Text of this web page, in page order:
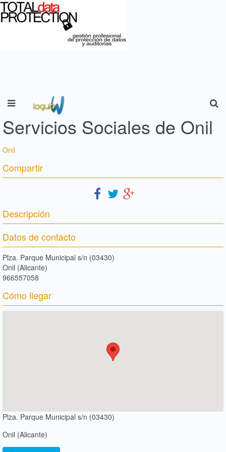
Servicios Sociales de Onil
Onil
Compartir
Descripción
Datos de contacto
Plza. Parque Municipal s/n (03430)
Onil (Alicante)
966557058
Cómo llegar
Plza. Parque Municipal s/n (03430)
Onil (Alicante)